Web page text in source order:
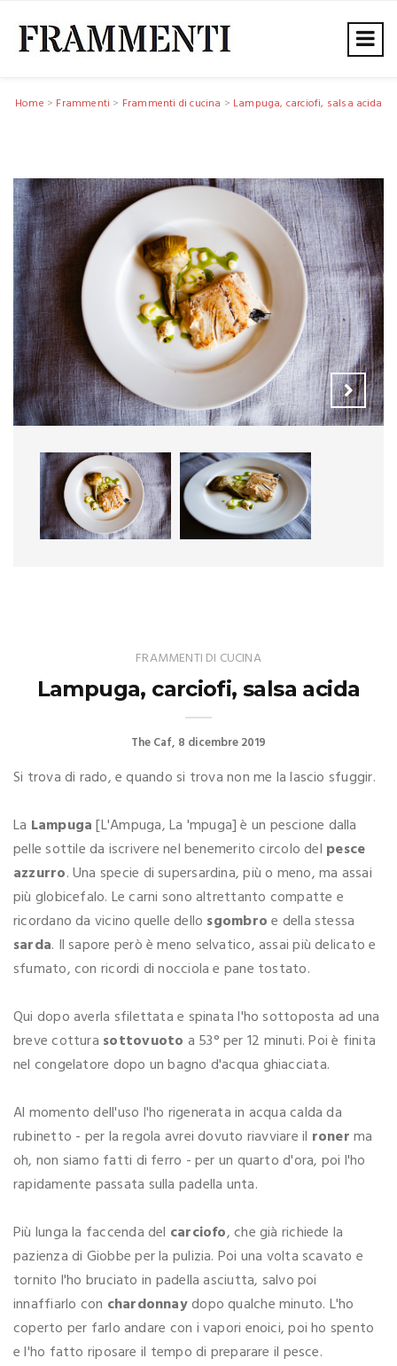
Home > Frammenti > Frammenti di cucina > Lampuga, carciofi, salsa acida
FRAMMENTI DI CUCINA
Lampuga, carciofi, salsa acida
The Caf 8 dicembre 2019
Si trova di rado, e quando si trova non me la lascio sfuggir.
La Lampuga[L'Ampuga, La 'mpuga] è un pescione dalla
pelle sottile da iscrivere nel benemerito circolo del pesce
azzurro. Una specie di supersardina, più o meno, ma assai
più globicefalo. Le carni sono altrettanto compatte e
ricordano da vicino quelle dello sgombroe della stessa
sarda. Il sapore però è meno selvatico, assai più delicato e
sfumato, con ricordi di nocciola e pane tostato.
Qui dopo averla sfilettata e spinata l'ho sottoposta ad una
breve cottura sottovuoto a 53° per 12 minuti. Poi è finita
nel congelatore dopo un bagno d'acqua ghiacciata.
Al momento dell'uso l'ho rigenerata in acqua calda da
rubinetto - per la regola avrei dovuto riavviare il ronerma
oh, non siamo fatti di ferro - per un quarto d'ora, poi l'ho
rapidamente passata sulla padella unta.
Più lunga la faccenda del carciofo, che già richiede la
pazienza di Giobbe per la pulizia. Poi una volta scavato e
tornito l'ho bruciato in padella asciutta, salvo poi
innaffiarlo con chardonnaydopo qualche minuto. L'ho
coperto per farlo andare con i vapori enoici, poi ho spento
e l'ho fatto riposare il tempo di preparare il pesce.